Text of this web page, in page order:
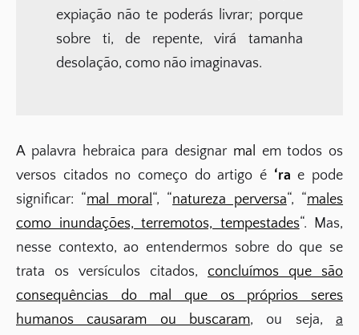
expiação não te poderás livrar; porque
sobre ti, de repente, virá tamanha
desolação, como não imaginavas.
A palavra hebraica para designar mal em todos os
versos citados no começo do artigo é ‘ra e pode
significar: “mal moral“, “natureza perversa“, “males
como inundações, terremotos, tempestades“. Mas,
nesse contexto, ao entendermos sobre do que se
trata os versículos citados, concluímos que são
consequências do mal que os próprios seres
humanos causaram ou buscaram, ou seja, a